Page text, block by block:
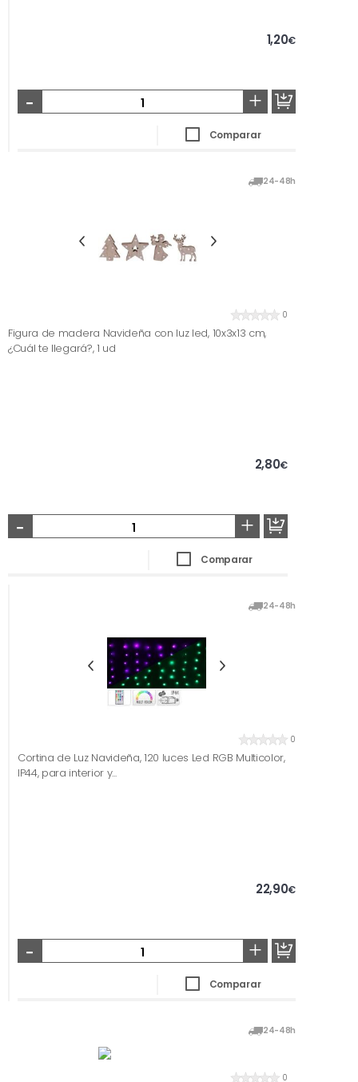
1,20€
- +
Comparar
24-48h
0
Figura de madera Navideña con luz led, 10x3x13 cm,
¿Cuál te llegará?, 1 ud
2,80€
- +
Comparar
24-48h
0
Cortina de Luz Navideña, 120 luces Led RGB Multicolor,
IP44, para interior y...
22,90€
- +
Comparar
24-48h
0